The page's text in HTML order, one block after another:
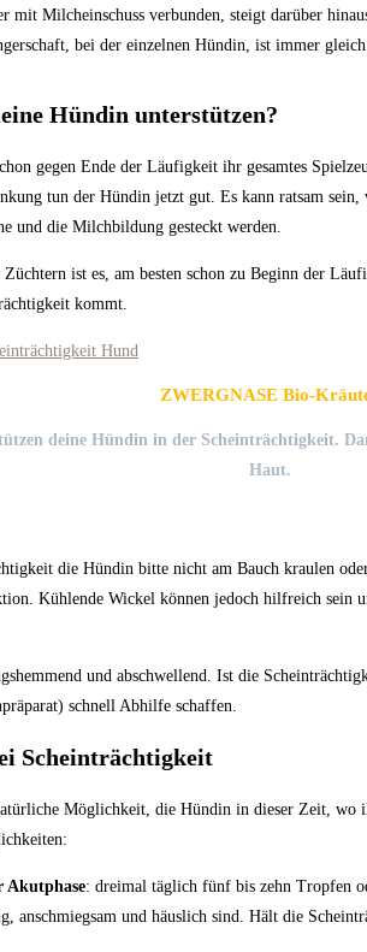
mit Milcheinschuss verbunden, steigt darüber
bei der einzelnen Hündin, ist immer
Hündin unterstützen?
gegen Ende der Läufigkeit ihr gesamtes
tun der Hündin jetzt gut. Es kann ratsam
und die Milchbildung gesteckt werden.
ist es, am besten schon zu Beginn der
kommt.
ZWERGNASE Bio-
deine Hündin in der Scheinträchtigkeit.
Haut.
die Hündin bitte nicht am Bauch kraulen
Kühlende Wickel können jedoch hilfreich sein
und abschwellend. Ist die
schnell Abhilfe schaffen.
Scheinträchtigkeit
Möglichkeit, die Hündin in dieser Zeit, wo
Akutphase: dreimal täglich fünf bis zehn Tropfen
anschmiegsam und häuslich sind. Hält die